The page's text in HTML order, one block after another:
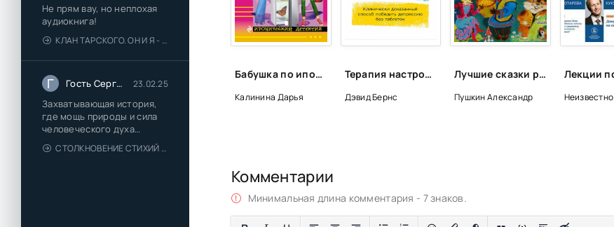
Не прям вау, но неплохая
аудиокнига!
КЛАН ТАРСКОГО. ОН И Я - ЕЛЕНА ТОДОРОВА (1)
Г Гость Сергей 23.02.25
Захватывающая история,
где мощь природы и сила
человеческого духа
сплетаются в напряжённый
и
СТОЛКНОВЕНИЕ СТИХИЙ - ВАЛЕРИЙ ГУМИНСКИЙ
Бабушка по ипотеке - Дарья Калинина
Калинина Дарья
Терапия настроения. Клинически доказанный способ победить депрессию без таблеток - Бернс Дэвид
Дэвид Бернс
Лучшие сказки русских писателей
Пушкин Александр Неизвестно
Комментарии
Минимальная длина комментария - 7 знаков.